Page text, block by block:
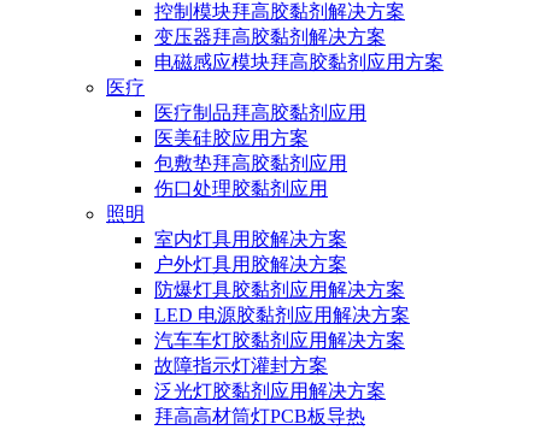
控制模块拜高胶黏剂解决方案
变压器拜高胶黏剂解决方案
电磁感应模块拜高胶黏剂应用方案
医疗
医疗制品拜高胶黏剂应用
医美硅胶应用方案
包敷垫拜高胶黏剂应用
伤口处理胶黏剂应用
照明
室内灯具用胶解决方案
户外灯具用胶解决方案
防爆灯具胶黏剂应用解决方案
LED 电源胶黏剂应用解决方案
汽车车灯胶黏剂应用解决方案
故障指示灯灌封方案
泛光灯胶黏剂应用解决方案
拜高高材筒灯PCB板导热